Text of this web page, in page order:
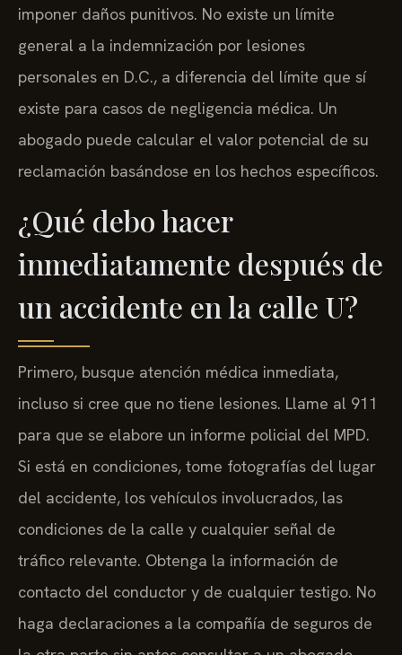
imponer daños punitivos. No existe un límite
general a la indemnización por lesiones
personales en D.C., a diferencia del límite que sí
existe para casos de negligencia médica. Un
abogado puede calcular el valor potencial de su
reclamación basándose en los hechos específicos.
¿Qué debo hacer
inmediatamente después de
un accidente en la calle U?
Primero, busque atención médica inmediata,
incluso si cree que no tiene lesiones. Llame al 911
para que se elabore un informe policial del MPD.
Si está en condiciones, tome fotografías del lugar
del accidente, los vehículos involucrados, las
condiciones de la calle y cualquier señal de
tráfico relevante. Obtenga la información de
contacto del conductor y de cualquier testigo. No
haga declaraciones a la compañía de seguros de